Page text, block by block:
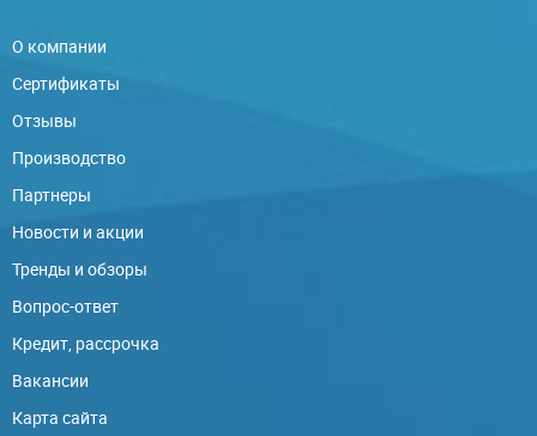
О компании
Сертификаты
Отзывы
Производство
Партнеры
Новости и акции
Тренды и обзоры
Вопрос-ответ
Кредит, рассрочка
Вакансии
Карта сайта